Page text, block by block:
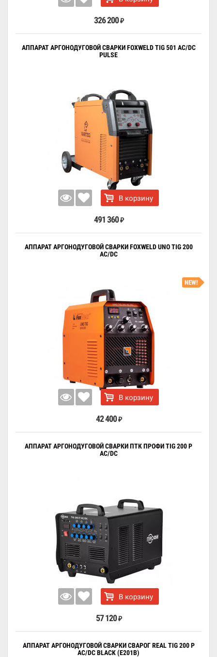
326 200 ₽
АППАРАТ АРГОНОДУГОВОЙ СВАРКИ FOXWELD TIG 501 AC/DC
PULSE
В корзину
491 360 ₽
АППАРАТ АРГОНОДУГОВОЙ СВАРКИ FOXWELD UNO TIG 200
AC/DC
NEW!
В корзину
42 400 ₽
АППАРАТ АРГОНОДУГОВОЙ СВАРКИ ПТК ПРОФИ TIG 200 P
AC/DC
В корзину
57 120 ₽
АППАРАТ АРГОНОДУГОВОЙ СВАРКИ СВАРОГ REAL TIG 200 P
AC/DC BLACK (E201B)